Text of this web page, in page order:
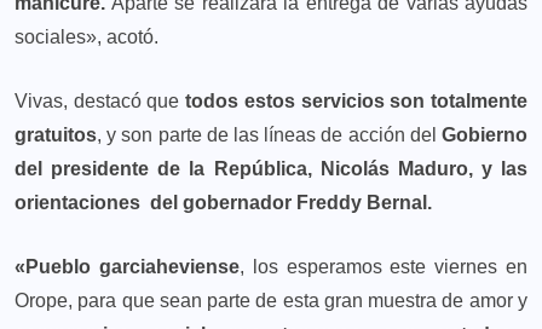
sociales», acotó.
Vivas, destacó quetodos estos servicios son totalmente
gratuitos, y son parte de las líneas de acción del Gobierno
del presidente de la República, Nicolás Maduro, y las
orientaciones del gobernador Freddy Bernal.
«Pueblo garciaheviense, los esperamos este viernes en
Orope, para que sean parte de esta gran muestra de amor y